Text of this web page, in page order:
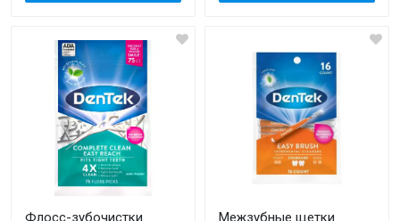
Флосс-зубочистки
Межзубные щетки